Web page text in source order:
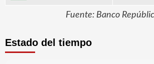
Fuente: Banco
Estado del tiempo